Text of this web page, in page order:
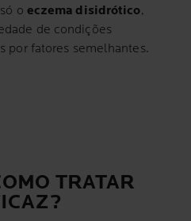
o eczema disidrótico,
de condições
por fatores semelhantes.
TRATAR